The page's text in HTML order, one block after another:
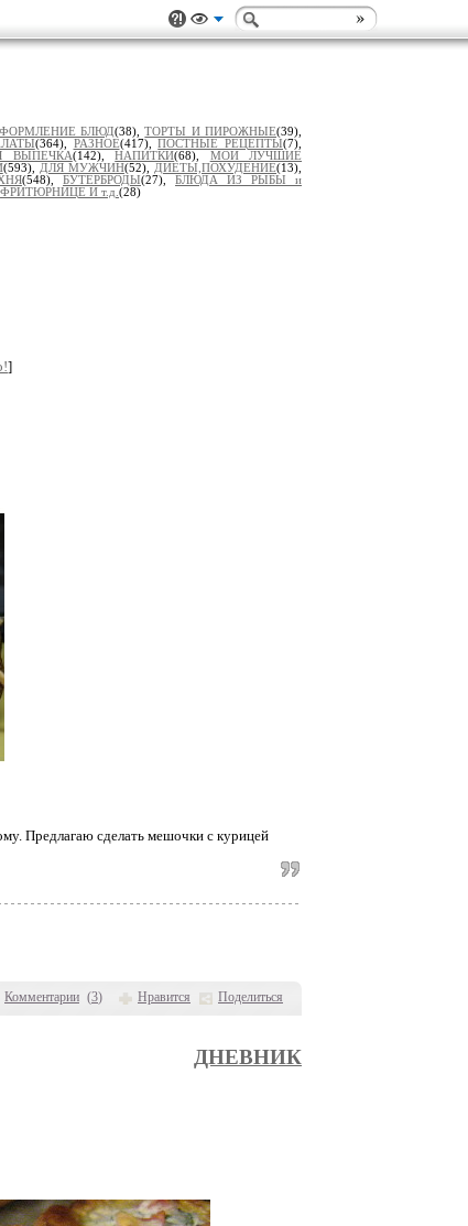
БЛЮД(38),ТОРТЫ И ПИРОЖНЫЕ(39),
(364), РАЗНОЕ(417),ПОСТНЫЕ РЕЦЕПТЫ(7),
ВЫПЕЧКА(142),НАПИТКИ(68), МОИ ЛУЧШИЕ
(593), ДЛЯ МУЖЧИН(52), ДИЕТЫ,ПОХУДЕНИЕ(13),
(548), БУТЕРБРОДЫ(27), БЛЮДА ИЗ РЫБЫ и
И т.д. (28)
Комментарии (3) Нравится Поделиться
]
Предлагаю сделать мешочки с курицей
ДНЕВНИК